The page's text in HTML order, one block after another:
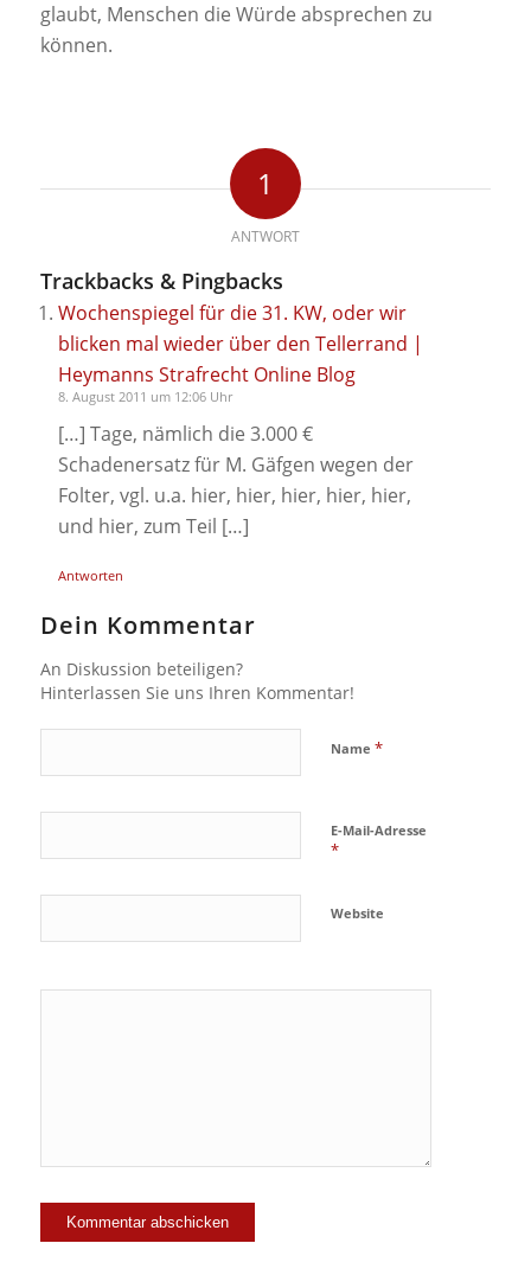
glaubt, Menschen die Würde absprechen zu
können.
1
ANTWORT
Trackbacks & Pingbacks
Wochenspiegel für die 31. KW, oder wir
blicken mal wieder über den Tellerrand |
Heymanns Strafrecht Online Blog
8. August 2011 um 12:06 Uhr
[…] Tage, nämlich die 3.000 €
Schadenersatz für M. Gäfgen wegen der
Folter, vgl. u.a. hier, hier, hier, hier, hier,
und hier, zum Teil […]
Antworten
Dein Kommentar
An Diskussion beteiligen?
Hinterlassen Sie uns Ihren Kommentar!
Name *
E-Mail-Adresse
*
Website